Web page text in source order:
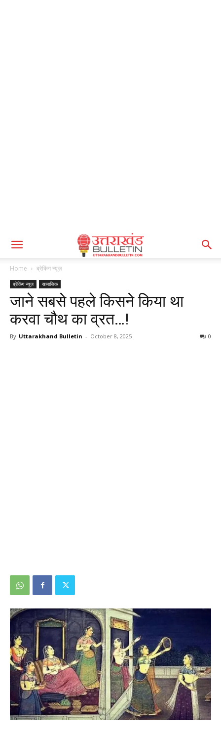
Home ब्रेकिंग न्यूज़
ब्रेकिंग न्यूज़ सामाजिक
जाने सबसे पहले किसने किया था
करवा चौथ का व्रत…!
By Uttarakhand Bulletin - October 8, 2025 0